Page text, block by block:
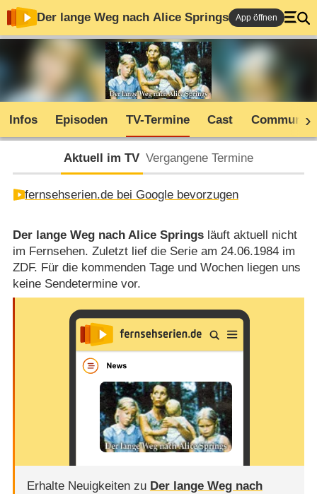
Der lange Weg nach Alice Springs App öffnen
Infos Episoden TV-Termine Cast Community
Aktuell im TV Vergangene Termine
fernsehserien.de bei Google bevorzugen
Der lange Weg nach Alice Springsläuft aktuell nicht
im Fernsehen. Zuletzt lief die Serie am 24.06.1984 im
ZDF. Für die kommenden Tage und Wochen liegen uns
keine Sendetermine vor.
Erhalte Neuigkeiten zu Der lange Weg nach